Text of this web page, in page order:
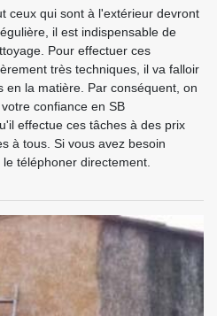
ceux qui sont à l'extérieur devront
il est indispensable de
Pour effectuer ces
très techniques, il va falloir
en la matière. Par conséquent, on
confiance en SB
effectue ces tâches à des prix
à tous. Si vous avez besoin
téléphoner directement.